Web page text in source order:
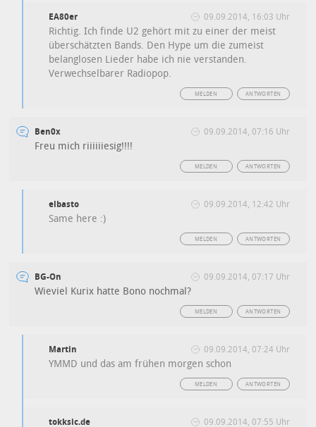
EA80er 09.09.2014, 16:03 Uhr
Richtig. Ich finde U2 gehört mit zu einer der meist
überschätzten Bands. Den Hype um die zumeist
belanglosen Lieder habe ich nie verstanden.
Verwechselbarer Radiopop.
ANTWORTEN
MELDEN
Ben0x 09.09.2014, 07:16 Uhr
Freu mich riiiiiiesig!!!!
ANTWORTEN
MELDEN
elbasto 09.09.2014, 12:42 Uhr
Same here :)
ANTWORTEN
MELDEN
BG-On 09.09.2014, 07:17 Uhr
Wieviel Kurix hatte Bono nochmal?
ANTWORTEN
MELDEN
Martin 09.09.2014, 07:24 Uhr
YMMD und das am frühen morgen schon
ANTWORTEN
MELDEN
tokksic.de 09.09.2014, 07:55 Uhr